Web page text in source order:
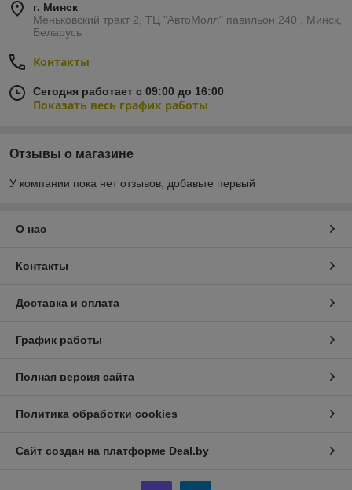
г. Минск
Меньковский тракт 2, ТЦ "АвтоМолл" павильон 240 , Минск,
Беларусь
Контакты
Сегодня работает с 09:00 до 16:00
Показать весь график работы
Отзывы о магазине
У компании пока нет отзывов, добавьте первый
О нас
Контакты
Доставка и оплата
График работы
Полная версия сайта
Политика обработки cookies
Сайт создан на платформе Deal.by